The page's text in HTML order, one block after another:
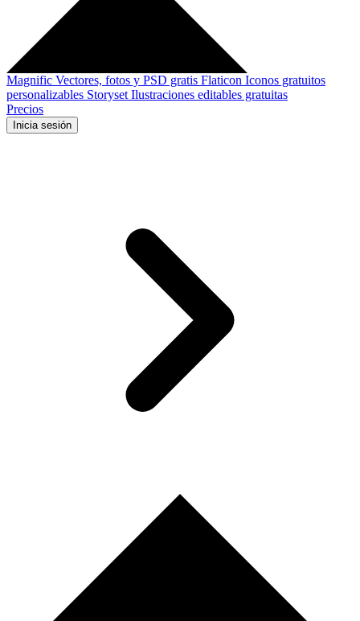
Magnific Vectores, fotos y PSD gratis Flaticon Iconos gratuitos
personalizables Storyset Ilustraciones editables gratuitas
Precios
Inicia sesión